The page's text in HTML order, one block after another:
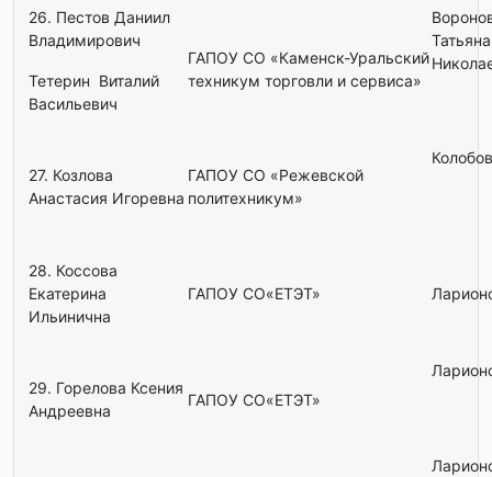
26. Пестов Даниил
Владимирович
Тетерин Виталий
Васильевич
ГАПОУ СО «Каменск-Уральский
техникум торговли и сервиса»
Татьяна
27. Козлова
Анастасия Игоревна
ГАПОУ СО «Режевской
политехникум»
28. Коссова
Екатерина
Ильинична
ГАПОУ СО«ЕТЭТ»
29. Горелова Ксения
Андреевна
ГАПОУ СО«ЕТЭТ»